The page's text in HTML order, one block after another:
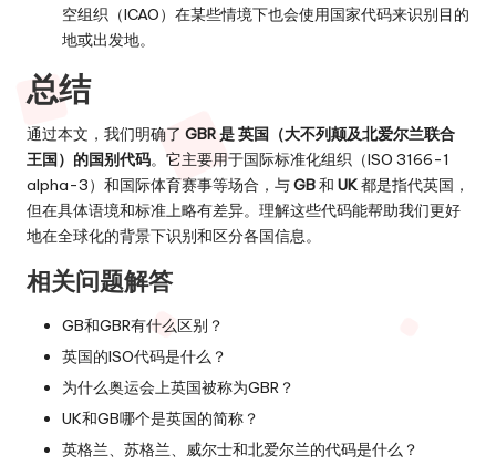
空组织（ICAO）在某些情境下也会使用国家代码来识别目的
地或出发地。
总结
通过本文，我们明确了 GBR 是 英国（大不列颠及北爱尔兰联合
王国）的国别代码。它主要用于国际标准化组织（ISO 3166-1
alpha-3）和国际体育赛事等场合，与GB和 UK都是指代英国，
但在具体语境和标准上略有差异。理解这些代码能帮助我们更好
地在全球化的背景下识别和区分各国信息。
相关问题解答
GB和GBR有什么区别？
英国的ISO代码是什么？
为什么奥运会上英国被称为GBR？
UK和GB哪个是英国的简称？
英格兰、苏格兰、威尔士和北爱尔兰的代码是什么？